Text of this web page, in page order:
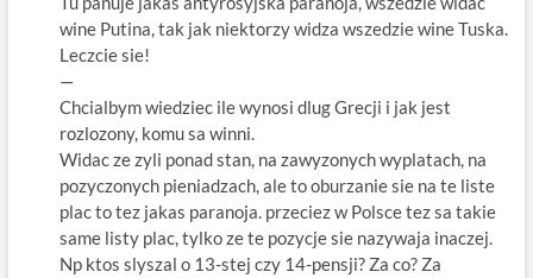
wine Putina, tak jak niektorzy widza wszedzie wine Tuska.
Leczcie sie!
—
Chcialbym wiedziec ile wynosi dlug Grecji i jak jest
rozlozony, komu sa winni.
Widac ze zyli ponad stan, na zawyzonych wyplatach, na
pozyczonych pieniadzach, ale to oburzanie sie na te liste
plac to tez jakas paranoja. przeciez w Polsce tez sa takie
same listy plac, tylko ze te pozycje sie nazywaja inaczej.
Np ktos slyszal o 13-stej czy 14-pensji? Za co? Za